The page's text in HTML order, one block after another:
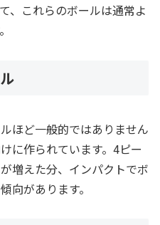
、これらのボールは通常よ
ほど一般的ではありません
に作られています。4ピー
増えた分、インパクトでボ
向があります。